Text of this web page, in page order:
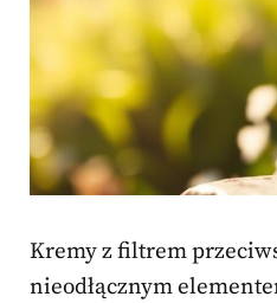
Kremy z filtrem
nieodłącznym